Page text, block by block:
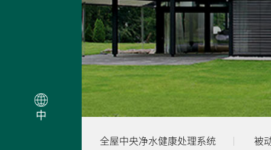
中
全屋中央净水健康处理系统 被